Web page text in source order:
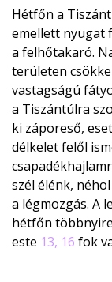
Hétfőn a
emellett nyugat
a felhőtakaró.
területen
vastagságú
a Tiszántúlra
ki záporeső,
délkelet felől
szél élénk,
a légmozgás. A
hétfőn többnyire
este 13, 16 fok